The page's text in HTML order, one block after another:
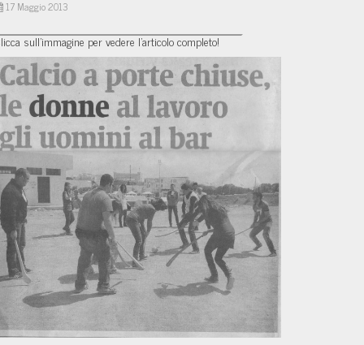
17 Maggio 2013
sull'immagine per vedere l'articolo completo!